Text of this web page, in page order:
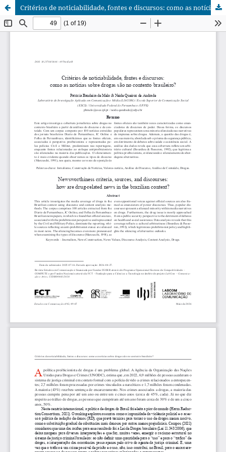
Critérios de noticiabilidade, fontes e discursos: como as notícias sobre drogas são no contexto brasileiro?